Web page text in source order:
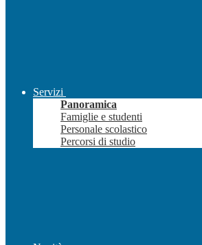
Servizi
Panoramica
Famiglie e studenti
Personale scolastico
Percorsi di studio